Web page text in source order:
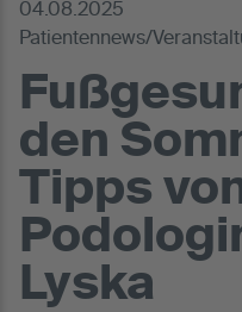
04.08.2025
Patientennews/
den
Tipps
Lyska